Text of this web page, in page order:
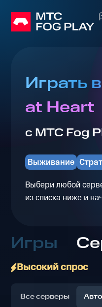
Играть
at Heart
с МТС Fog
Выживание
Выбери любой
из списка ниже и
Игры
Высокий спрос
Все серверы